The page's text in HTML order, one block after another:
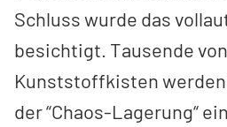
Schluss wurde das
besichtigt. Tausende
Kunststoffkisten
der “Chaos-Lagerung“